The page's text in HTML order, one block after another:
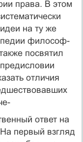
права. В этом
на ту же
философ­
посвятил
отличия
ответ на
первый взгляд